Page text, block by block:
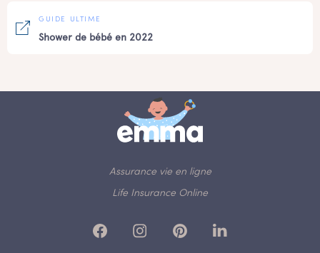
GUIDE ULTIME
Shower de bébé en 2022
Assurance vie en ligne
Life Insurance Online